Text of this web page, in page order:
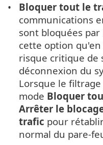
Bloquer tout le
communications
sont bloquées
cette option qu'en
risque critique de
déconnexion du
Lorsque le
mode Bloquer
Arrêter le
trafic pour
normal du pare-